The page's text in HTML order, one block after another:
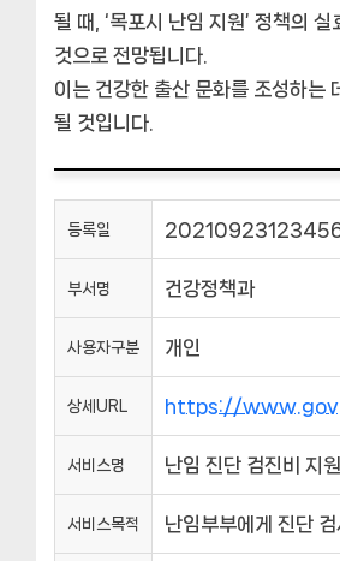
될 때, ‘목포시 난임 지원’ 정책의 실
것으로 전망됩니다.
이는 건강한 출산 문화를 조성하는
될 것입니다.
등록일
부서명 건강정책과
사용자구분 개인
상세URL https://
서비스명 난임 진단 검진비 지원
서비스목적 난임부부에게 진단